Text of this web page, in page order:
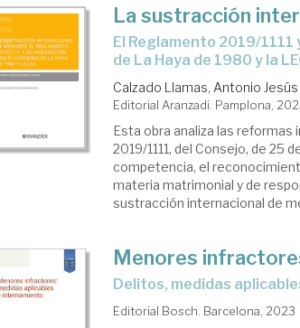
La sustracción
el Reglamento 2019/1111 y su interacción con el Convenio
de La Haya de 1980 y la
Calzado Llamas, Antonio Jesús
Editorial Aranzadi. Pamplona,
Esta obra analiza las reformas
2019/1111, del Consejo, de 25
competencia, el
materia matrimonial y de
sustracción internacional de
Menores
delitos, medidas
Editorial Bosch. Barcelona, 2023